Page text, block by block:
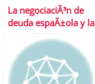
La negociaciÃ³n de
deuda espaÃ±ola y la